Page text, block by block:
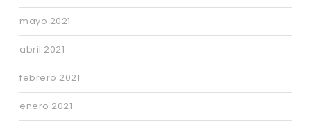
mayo 2021
abril 2021
febrero 2021
enero 2021